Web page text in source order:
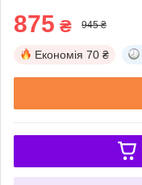
875 ₴ 945 ₴
Економія 70 ₴